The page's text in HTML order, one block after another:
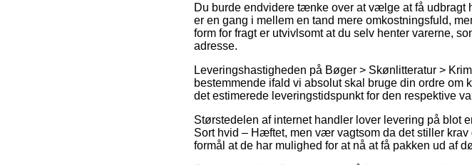
Du burde endvidere tænke over at vælge at få
er en gang i mellem en tand mere omkostningsfuld,
form for fragt er utvivlsomt at du selv henter varerne,
adresse.
Leveringshastigheden på Bøger > Skønlitteratur >
bestemmende ifald vi absolut skal bruge din ordre om
det estimerede leveringstidspunkt for den respektive
Størstedelen af internet handler lover levering på blot
Sort hvid – Hæftet, men vær vagtsom da det stiller
formål at de har mulighed for at nå at få pakken ud af